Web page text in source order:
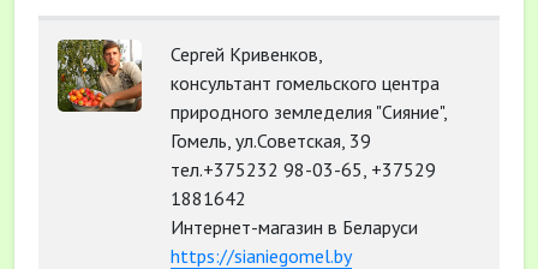
Сергей Кривенков,
консультант гомельского центра
природного земледелия "Сияние",
Гомель, ул.Советская, 39
тел.+375232 98-03-65, +37529
1881642
Интернет-магазин в Беларуси
https://sianiegomel.by